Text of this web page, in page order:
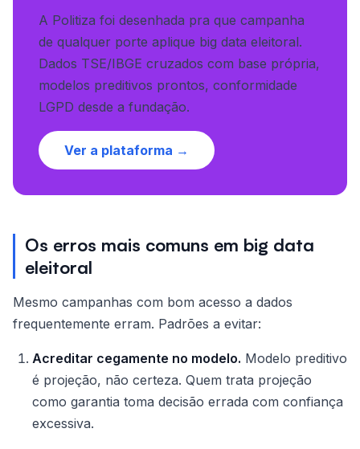
A Politiza foi desenhada pra que campanha
de qualquer porte aplique big data eleitoral.
Dados TSE/IBGE cruzados com base própria,
modelos preditivos prontos, conformidade
LGPD desde a fundação.
Ver a plataforma →
Os erros mais comuns em big data
eleitoral
Mesmo campanhas com bom acesso a dados
frequentemente erram. Padrões a evitar:
Acreditar cegamente no modelo. Modelo preditivo
é projeção, não certeza. Quem trata projeção
como garantia toma decisão errada com confiança
excessiva.